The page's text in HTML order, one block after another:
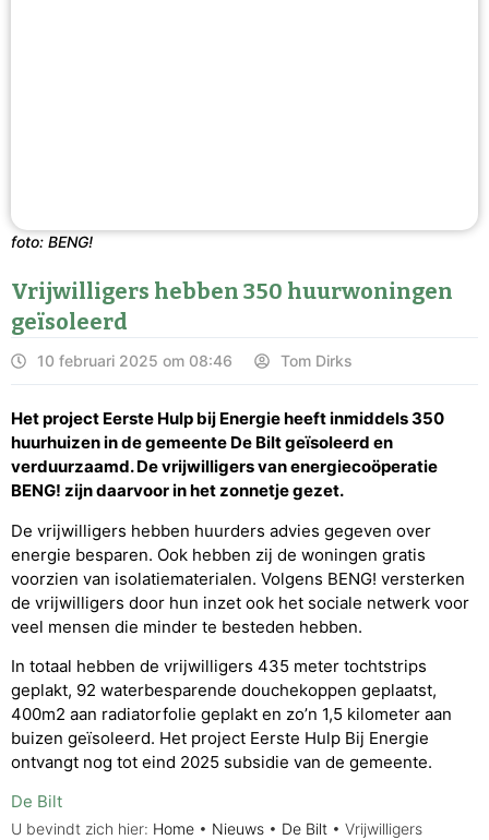
foto: BENG!
Vrijwilligers hebben 350 huurwoningen
geïsoleerd
10 februari 2025 om 08:46 Tom Dirks
Het project Eerste Hulp bij Energie heeft inmiddels 350
huurhuizen in de gemeente De Bilt geïsoleerd en
verduurzaamd. De vrijwilligers van energiecoöperatie
BENG! zijn daarvoor in het zonnetje gezet.
De vrijwilligers hebben huurders advies gegeven over
energie besparen. Ook hebben zij de woningen gratis
voorzien van isolatiematerialen. Volgens BENG! versterken
de vrijwilligers door hun inzet ook het sociale netwerk voor
veel mensen die minder te besteden hebben.
In totaal hebben de vrijwilligers 435 meter tochtstrips
geplakt, 92 waterbesparende douchekoppen geplaatst,
400m2 aan radiatorfolie geplakt en zo’n 1,5 kilometer aan
buizen geïsoleerd. Het project Eerste Hulp Bij Energie
ontvangt nog tot eind 2025 subsidie van de gemeente.
De Bilt
U bevindt zich hier: Home • Nieuws • De Bilt • Vrijwilligers